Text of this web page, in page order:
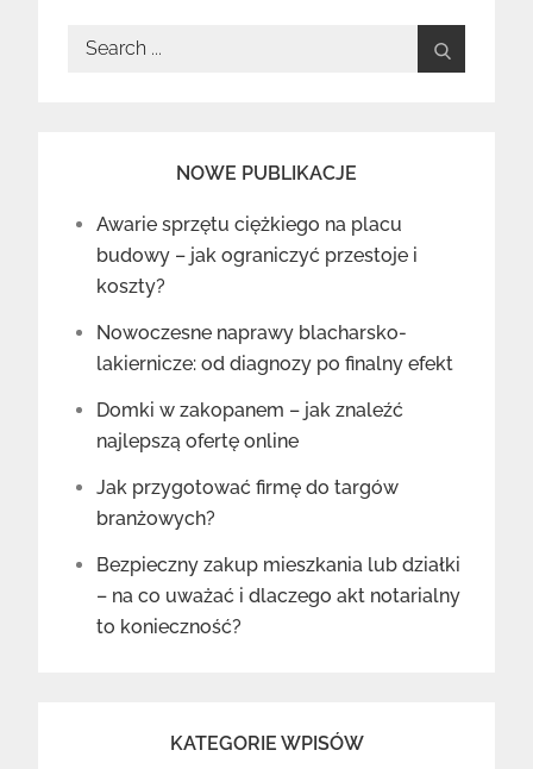
Search
NOWE PUBLIKACJE
Awarie sprzętu ciężkiego na placu
budowy – jak ograniczyć przestoje i
koszty?
Nowoczesne naprawy blacharsko-
lakiernicze: od diagnozy po finalny efekt
Domki w zakopanem – jak znaleźć
najlepszą ofertę online
Jak przygotować firmę do targów
branżowych?
Bezpieczny zakup mieszkania lub działki
– na co uważać i dlaczego akt notarialny
to konieczność?
KATEGORIE WPISÓW